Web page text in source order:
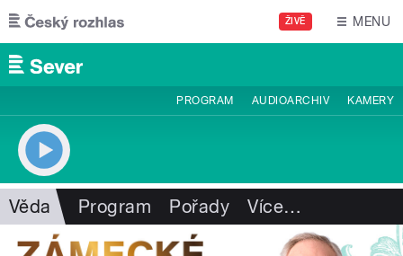
Přejít k hlavnímu obsahu
ŽIVĚ MENU
PROGRAM AUDIOARCHIV KAMERY
Věda Program Pořady Více…